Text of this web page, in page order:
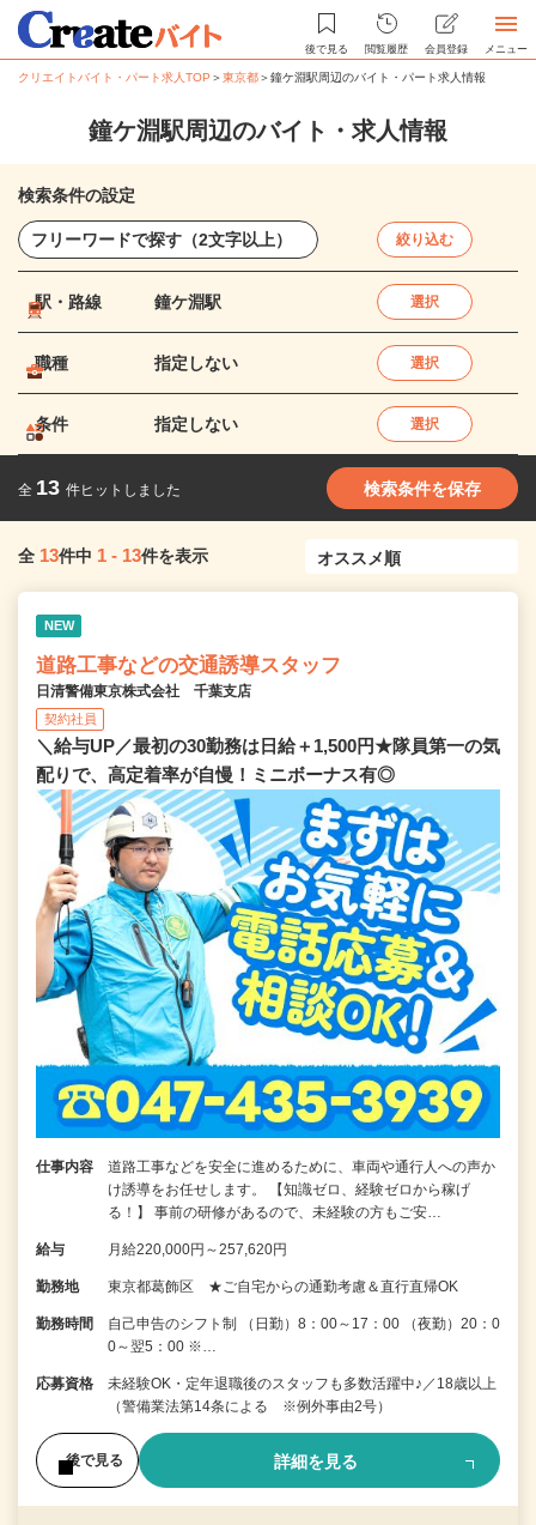
後で見る 閲覧履歴 会員登録 メニュー
クリエイトバイト・パート求人TOP ＞東京都＞鐘ケ淵駅周辺のバイト・パート求人情報
鐘ケ淵駅周辺のバイト・求人情報
検索条件の設定
絞り込む
駅・路線 鐘ケ淵駅 選択
職種 指定しない 選択
条件 指定しない 選択
全 13 件ヒットしました 検索条件を保存
全 13件中 1 - 13件を表示
NEW
道路工事などの交通誘導スタッフ
日清警備東京株式会社 千葉支店
契約社員
＼給与UP／最初の30勤務は日給＋1,500円★隊員第一の気
配りで、高定着率が自慢！ミニボーナス有◎
仕事内容
道路工事などを安全に進めるために、車両や通行人への声か
け誘導をお任せします。 【知識ゼロ、経験ゼロから稼げ
る！】 事前の研修があるので、未経験の方もご安…
給与 月給220,000円～257,620円
勤務地 東京都葛飾区 ★ご自宅からの通勤考慮＆直行直帰OK
勤務時間
自己申告のシフト制 （日勤）8：00～17：00 （夜勤）20：0
0～翌5：00 ※…
応募資格
未経験OK・定年退職後のスタッフも多数活躍中♪／18歳以上
（警備業法第14条による ※例外事由2号）
後で見る 詳細を見る